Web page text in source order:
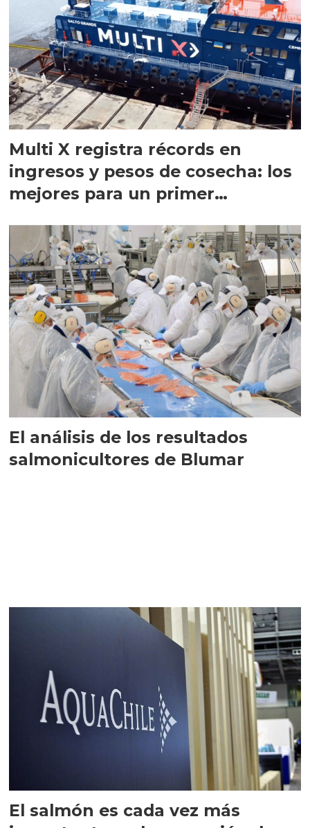
Multi X registra récords en
ingresos y pesos de cosecha: los
mejores para un primer
El análisis de los resultados
salmonicultores de Blumar
El salmón es cada vez más